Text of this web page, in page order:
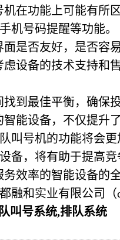
在功能上可能有所
机号码提醒等功能。
是否友好，是否容
设备的技术支持和
到最佳平衡，确保
能设备，不仅提升
叫号机的功能将会
备，将有助于提高竞
效率的智能设备的
和实业有限公司（
叫号系统,排队系统